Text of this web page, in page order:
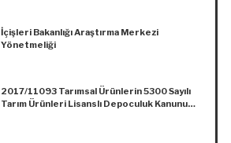
İçişleri Bakanlığı Araştırma Merkezi
Yönetmeliği
2017/11093 Tarımsal Ürünlerin 5300 Sayılı
Tarım Ürünleri Lisanslı Depoculuk Kanunu